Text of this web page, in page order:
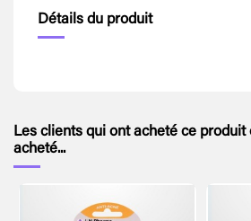
Détails du produit
Les clients qui ont acheté ce
acheté...